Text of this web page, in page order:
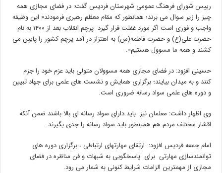
رییس شورای فرهنگ عمومی شهرستان فردیس گفت: در فضای مجازی همه
چیز را زیر سوال می برند؛ همانطور که مقام معظم رهبری فرمودند« این وظیفه
واجب و فوری است اگر مورد غفلت قرار گیرد پرچم انقلاب بعد از ۱۴۰۰ به نام
حضرت علی(ع) و حضرت فاطمه(س) به اهتزاز در آمد پرچم کشور را پایین می
کشند و همه ما مسوول هستیم».
حسینی افزود: در فضای مجازی همه مسوولان متولی باید عزم خود را جزم
کنند و به میدان بیایند؛ برگزاری همایش و نشست های علمی برای جهاد تبیین
و دوره های علمی سواد رسانه ضروری است.
وی اظهار داشت: معلمان نیز باید دارای سواد رسانه ای بالا باشند ضمن آنکه
اقشار مختلف مردم هم همینطور باید سواد رسانه را جدی بگیرند.
امام جمعه فردیس افزود: ارتقای مهارتهای ارتباطی ، برگزاری دوره های
توانمندسازی مهارتی برای پاسخگویی به شبهات و فن مناظره در فضای
مجازی از مهمترین الزامات شرایط کنونی به شمار می رود.